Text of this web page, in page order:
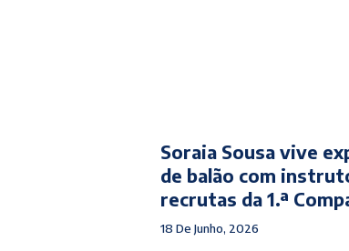
Soraia Sousa vive
de balão com
recrutas da 1.ª
18 De Junho, 2026